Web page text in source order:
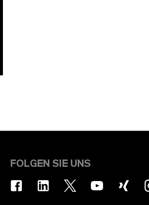
FOLGEN SIE UNS